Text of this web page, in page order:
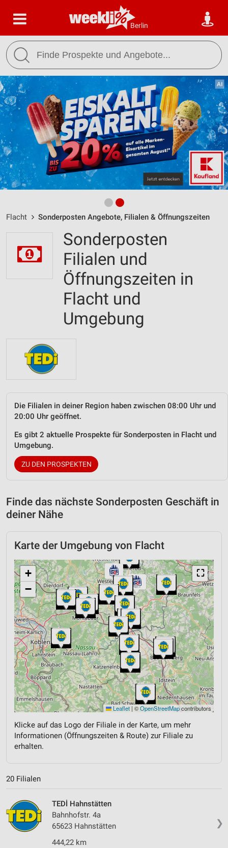
Berlin
Flacht Sonderposten Angebote, Filialen & Öffnungszeiten
Sonderposten
Filialen und
Öffnungszeiten in
Flacht und
Umgebung
Die Filialen in deiner Region haben zwischen 08:00 Uhr und
20:00 Uhr geöffnet.
Es gibt 2 aktuelle Prospekte für Sonderposten in Flacht und
Umgebung.
ZU DEN PROSPEKTEN
Finde das nächste Sonderposten Geschäft in
deiner Nähe
Karte der Umgebung von Flacht
⛶
+
−
Leaflet | ©OpenStreetMapcontributors
Klicke auf das Logo der Filiale in der Karte, um mehr
Informationen (Öffnungszeiten & Route) zur Filiale zu
erhalten.
20 Filialen
❯
TEDİ Hahnstätten
Bahnhofstr. 4a
65623 Hahnstätten
444,22 km